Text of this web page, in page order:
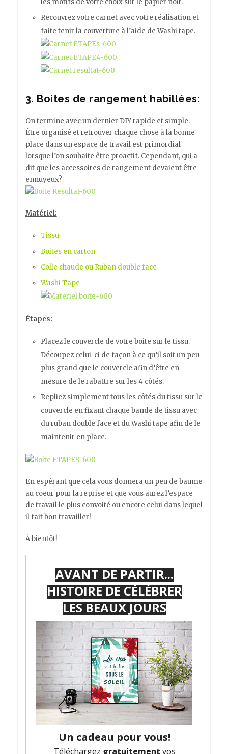
Recouvrez votre carnet avec votre réalisation et
faite tenir la couverture à l’aide de Washi tape.
3. Boites de rangement habillées:
On termine avec un dernier DIY rapide et simple.
Être organisé et retrouver chaque chose à la bonne
place dans un espace de travail est primordial
lorsque l’on souhaite être proactif. Cependant, qui a
dit que les accessoires de rangement devaient être
ennuyeux?
Matériel:
Tissu
Boites en carton
Colle chaude ou Ruban double face
Washi Tape
Étapes:
Placez le couvercle de votre boite sur le tissu.
Découpez celui-ci de façon à ce qu’il soit un peu
plus grand que le couvercle afin d’être en
mesure de le rabattre sur les 4 côtés.
Repliez simplement tous les côtés du tissu sur le
couvercle en fixant chaque bande de tissu avec
du ruban double face et du Washi tape afin de le
maintenir en place.
En espérant que cela vous donnera un peu de baume
au coeur pour la reprise et que vous aurez l’espace
de travail le plus convoité ou encore celui dans lequel
il fait bon travailler!
À bientôt!